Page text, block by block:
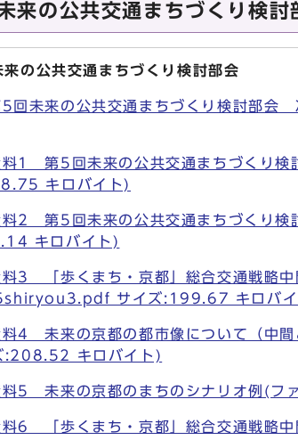
来の公共交通まちづくり検討
の公共交通まちづくり検討部会
5回未来の公共交通まちづくり検討部
料1 第5回未来の公共交通まちづくり
キロバイト)
料2 第5回未来の公共交通まちづくり
キロバイト)
料3 「歩くまち・京都」総合交通戦略中
サイズ:199.67 キロバイ
料4 未来の京都の都市像について（中
:208.52 キロバイト)
料5 未来の京都のまちのシナリオ例(
料6 「歩くまち・京都」総合交通戦略